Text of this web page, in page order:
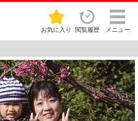
お気に入り 閲覧履歴 メニュー